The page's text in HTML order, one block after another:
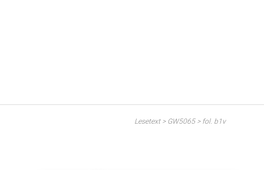
Lesetext > GW5065 > fol. b1v